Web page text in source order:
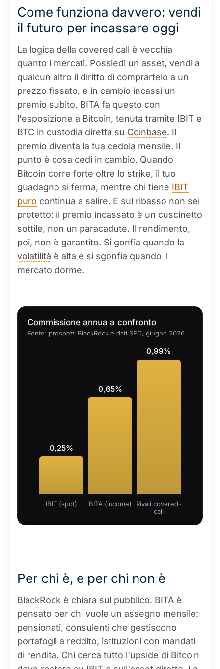
Come funziona davvero: vendi
il futuro per incassare oggi
La logica della covered call è vecchia
quanto i mercati. Possiedi un asset, vendi a
qualcun altro il diritto di comprartelo a un
prezzo fissato, e in cambio incassi un
premio subito. BITA fa questo con
l'esposizione a Bitcoin, tenuta tramite IBIT e
BTC in custodia diretta su Coinbase. Il
premio diventa la tua cedola mensile. Il
punto è cosa cedi in cambio. Quando
Bitcoin corre forte oltre lo strike, il tuo
guadagno si ferma, mentre chi tiene IBIT
puro continua a salire. E sul ribasso non sei
protetto: il premio incassato è un cuscinetto
sottile, non un paracadute. Il rendimento,
poi, non è garantito. Si gonfia quando la
volatilità è alta e si sgonfia quando il
mercato dorme.
Commissione annua a confronto
Fonte: prospetti BlackRock e dati SEC, giugno 2026
0,25%
0,65%
0,99%
IBIT (spot) BITA (income)
Rivali covered-
call
Per chi è, e per chi non è
BlackRock è chiara sul pubblico. BITA è
pensato per chi vuole un assegno mensile:
pensionati, consulenti che gestiscono
portafogli a reddito, istituzioni con mandati
di rendita. Chi cerca tutto l'upside di Bitcoin